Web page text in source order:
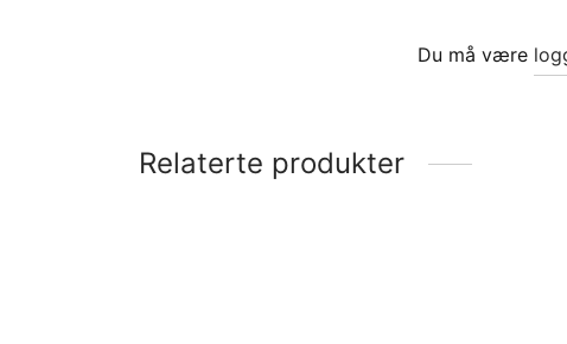
Du må være
Relaterte produkter